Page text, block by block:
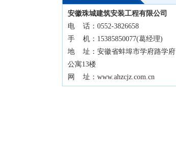
安徽珠城建筑安装工程有限公司
电 话：0552-3826658
手 机：15385850077(葛经理)
地 址：安徽省蚌埠市学府路学府
公寓13楼
网 址：www.ahzcjz.com.cn